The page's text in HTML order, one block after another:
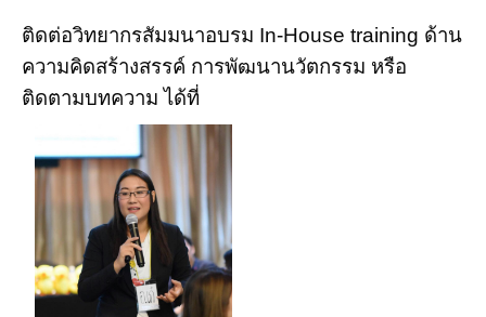
ติดต่อวิทยากรสัมมนาอบรม In-House training ด้าน
ความคิดสร้างสรรค์ การพัฒนานวัตกรรม หรือ
ติดตามบทความ ได้ที่